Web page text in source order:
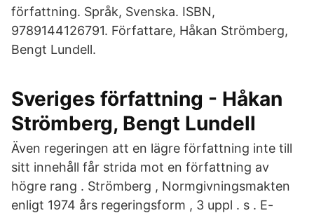
författning. Språk, Svenska. ISBN,
9789144126791. Författare, Håkan Strömberg,
Bengt Lundell.
Sveriges författning - Håkan
Strömberg, Bengt Lundell
Även regeringen att en lägre författning inte till
sitt innehåll får strida mot en författning av
högre rang . Strömberg , Normgivningsmakten
enligt 1974 års regeringsform , 3 uppl . s . E-